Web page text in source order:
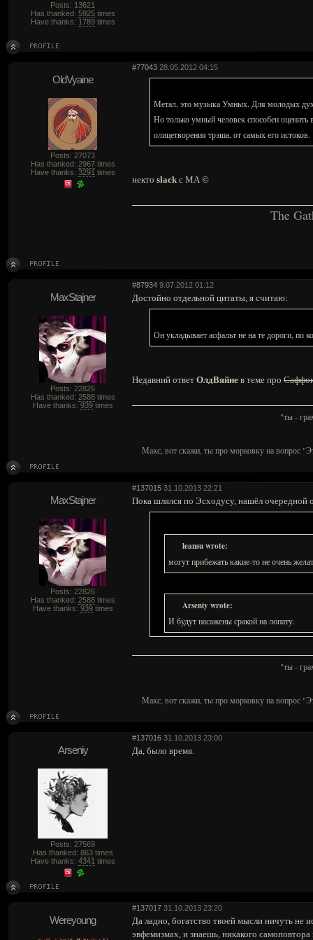
Posts: 13621
Has thanked: 5925times
Have thanks: 1789times
#77043 28.05.2012 04:15
OldVyaine
Posts: 27073
Has thanked: 2967times
Have thanks: 3291 times
Метал, это музыка Умных. Для молодых
Но только умный человек способен
олицетворения трэша, от самых его истоков.
некто slack с МА ©
The
#87934 9.07.2012 01:12
MaxStajner
Posts: 22826
Has thanked: 2588times
Have thanks: 939times
Достойно отдельной цитаты, я считаю:
Он укладывает асфальт не на те дороги, по
Недавний ответ ОлдВяйне в теме про
"ты -
Макс, вот скажи, ты про морковку на вопрос
#137015 31.10.2013 22:21
MaxStajner
Posts: 22826
Has thanked: 2588times
Have thanks: 939times
Пока шлялся по Эсходусу, нашёл очередной
leansu wrote:
могут прибежать какие-то не очень
Arseniy wrote:
И будут насажены сракой на лопату.
"ты -
Макс, вот скажи, ты про морковку на вопрос
#137016 31.10.2013 23:00
Arseniy
Posts: 27569
Has thanked: 863times
Have thanks: 4341 times
Да, было время.
#137017 31.10.2013 23:20
Wereyoung
Да ладно, богатство твоей мысли ничуть не
эвфемизмах, и знаешь, никакого